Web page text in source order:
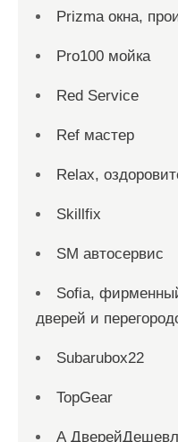
Prizma окна,
Pro100 мойка
Red Service
Ref мастер
Relax,
Skillfix
SM автосервис
Sofia,
дверей и
Subarubox22
TopGear
А